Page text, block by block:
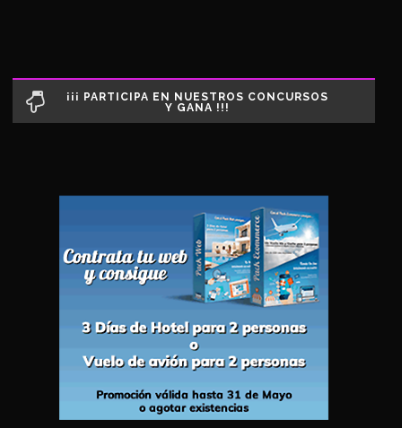
¡¡¡ PARTICIPA EN NUESTROS CONCURSOS
Y GANA !!!